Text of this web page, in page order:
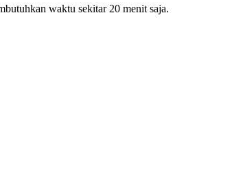
waktu sekitar 20 menit saja.